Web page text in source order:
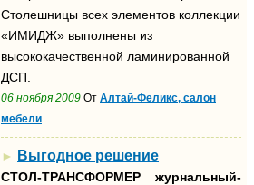
Столешницы всех элементов коллекции
«ИМИДЖ» выполнены из
высококачественной ламинированной
ДСП.
06 ноября 2009 От Алтай-Феликс, салон
мебели
► Выгодное решение
СТОЛ-ТРАНСФОРМЕР
журнальный-